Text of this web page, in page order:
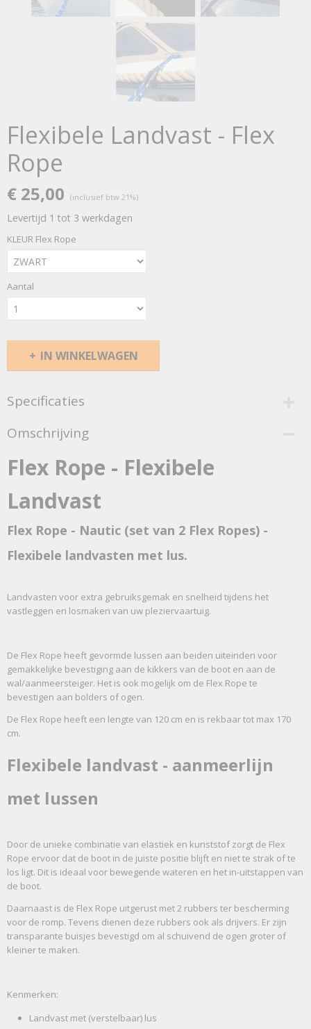
Flexibele Landvast - Flex
Rope
€ 25,00 (inclusief btw 21%)
Levertijd 1 tot 3 werkdagen
KLEUR Flex Rope
Aantal
IN WINKELWAGEN
Specificaties
Bruto gewicht
0,20 Kg
Afmetingen (l,b,h)
120 x 2,50 x 0 cm
Omschrijving
Flex Rope - Flexibele
Landvast
Flex Rope - Nautic (set van 2 Flex Ropes) -
Flexibele landvasten met lus.
Landvasten voor extra gebruiksgemak en snelheid tijdens het
vastleggen en losmaken van uw pleziervaartuig.
De Flex Rope heeft gevormde lussen aan beiden uiteinden voor
gemakkelijke bevestiging aan de kikkers van de boot en aan de
wal/aanmeersteiger. Het is ook mogelijk om de Flex Rope te
bevestigen aan bolders of ogen.
De Flex Rope heeft een lengte van 120 cm en is rekbaar tot max 170
cm.
Flexibele landvast - aanmeerlijn
met lussen
Door de unieke combinatie van elastiek en kunststof zorgt de Flex
Rope ervoor dat de boot in de juiste positie blijft en niet te strak of te
los ligt. Dit is ideaal voor bewegende wateren en het in-uitstappen van
de boot.
Daarnaast is de Flex Rope uitgerust met 2 rubbers ter bescherming
voor de romp. Tevens dienen deze rubbers ook als drijvers. Er zijn
transparante buisjes bevestigd om al schuivend de ogen groter of
kleiner te maken.
Kenmerken:
Landvast met (verstelbaar) lus